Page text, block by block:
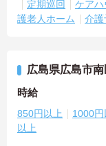
定期巡回
ケア
護老人ホーム
介護
広島県広島市
時給
850円以上 1000円
以上